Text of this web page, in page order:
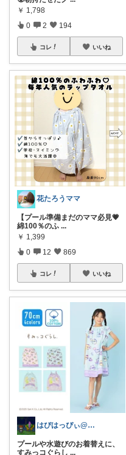
￥ 1,798
0 2 194
コレ いいね
花たろうママ
【プール準備まだのママ必見💗
綿100％のふ ...
￥ 1,399
0 12 869
コレ いいね
はぴはっぴぃ@7/1ご購入感謝！！
プールや水遊びのお着替えに、
すみっコぐらし ...